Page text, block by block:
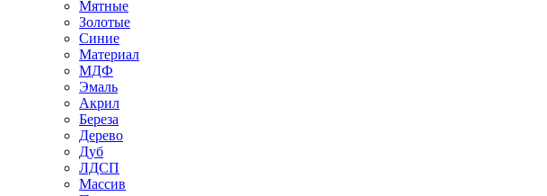
Мятные
Золотые
Синие
Материал
МДФ
Эмаль
Акрил
Береза
Дерево
Дуб
ЛДСП
Массив